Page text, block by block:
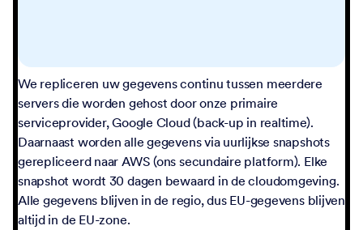
We repliceren uw gegevens continu tussen meerdere
servers die worden gehost door onze primaire
serviceprovider, Google Cloud (back-up in realtime).
Daarnaast worden alle gegevens via uurlijkse snapshots
gerepliceerd naar AWS (ons secundaire platform). Elke
snapshot wordt 30 dagen bewaard in de cloudomgeving.
Alle gegevens blijven in de regio, dus EU-gegevens blijven
altijd in de EU-zone.